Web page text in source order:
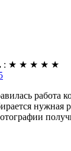
: ★ ★ ★ ★ ★
работа
нужная